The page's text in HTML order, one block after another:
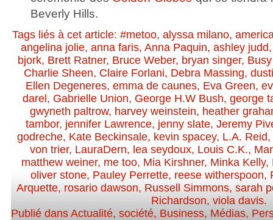
Beverly Hills.
Tags liés à cet article:#metoo,alyssa milano,
angelina jolie, anna faris, Anna Paquin, ashley judd
bjork, Brett Ratner, Bruce Weber, bryan singer,
Charlie Sheen, Claire Forlani, Debra Massing,
Ellen Degeneres, emma de caunes, Eva Green,
darel , Gabrielle Union, George H.W Bush,george
gwyneth paltrow, harvey weinstein, heather
tambor, jennifer Lawrence, jenny slate,Jeremy
godreche, Kate Beckinsale, kevin spacey, L.A. Reid,
von trier, LauraDern, lea seydoux, Louis C.K.,
matthew weiner, me too, Mia Kirshner, Minka Kelly,
oliver stone, Pauley Perrette, reese witherspoon,
Arquette, rosario dawson, Russell Simmons, sarah
Richardson, viola davis.
Publié dans Actualité, société, Business, Médias,